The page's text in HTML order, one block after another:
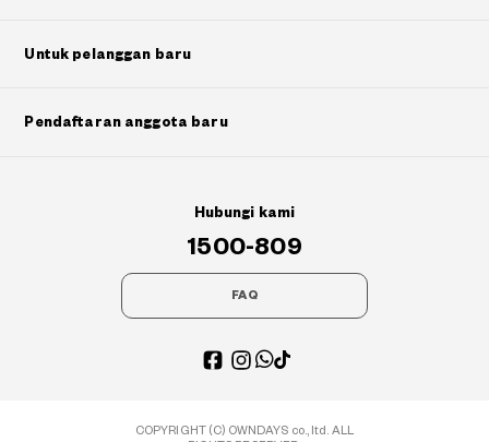
Untuk pelanggan baru
Pendaftaran anggota baru
Hubungi kami
1500-809
FAQ
COPYRIGHT (C) OWNDAYS co., ltd. ALL